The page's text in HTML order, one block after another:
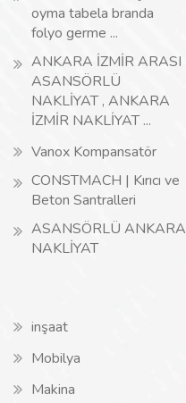
oyma tabela branda
folyo germe ...
ANKARA İZMİR ARASI
ASANSÖRLÜ
NAKLİYAT , ANKARA
İZMİR NAKLİYAT ...
Vanox Kompansatör
CONSTMACH | Kırıcı ve
Beton Santralleri
ASANSÖRLÜ ANKARA
NAKLİYAT
inşaat
Mobilya
Makina